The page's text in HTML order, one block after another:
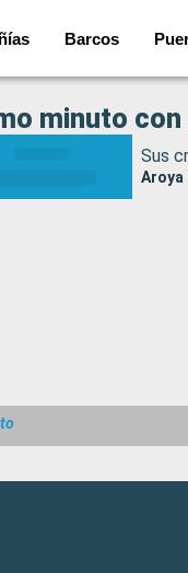
Barcos
minuto
Sus
Aroya